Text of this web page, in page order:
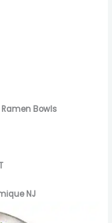
Bowls
NJ